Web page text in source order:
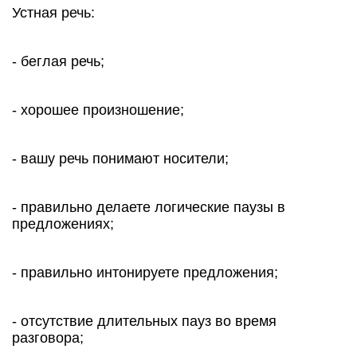
Устная речь:
- беглая речь;
- хорошее произношение;
- вашу речь понимают носители;
- правильно делаете логические паузы в
предложениях;
- правильно интонируете предложения;
- отсутствие длительных пауз во время
разговора;